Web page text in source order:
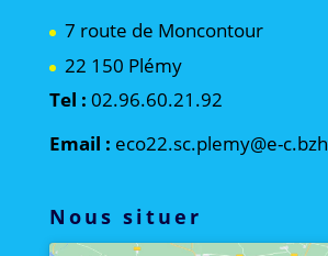
7 route de Moncontour
22 150 Plémy
Tel : 02.96.60.21.92
Email : eco22.sc.plemy@e-c.bzh
Nous situer